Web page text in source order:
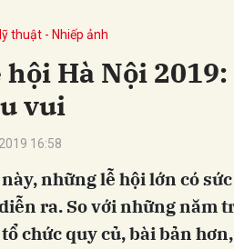
thuật - Nhiếp ảnh
hội Hà Nội
vui
16:58
những lễ hội lớn có
ra. So với những năm
chức quy củ, bài bản